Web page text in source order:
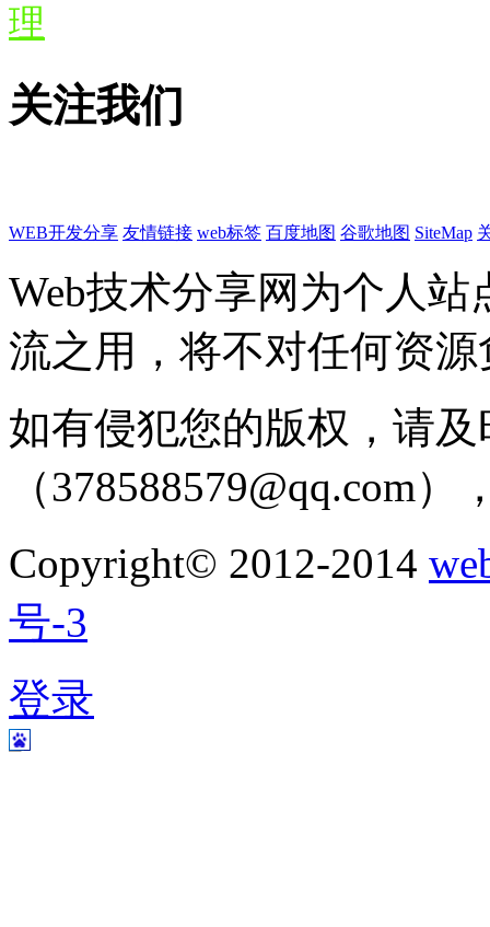
理
关注我们
WEB开发分享 友情链接 web标签 百度地图 谷歌地图 SiteMap
Web技术分享网为个人
流之用，将不对任何资
如有侵犯您的版权，请
（378588579@qq.com
Copyright© 2012-2014
号-3
登录